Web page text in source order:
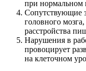
при нормальном
Сопутствующие
головного мозга,
расстройства
Нарушения в
провоцирует
на клеточном